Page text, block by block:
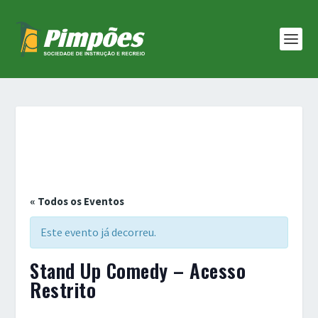
« Todos os Eventos
Este evento já decorreu.
Stand Up Comedy – Acesso
Restrito